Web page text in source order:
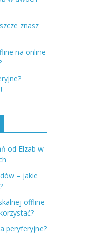
znasz
na online
od Elzab w
– jakie
offline
peryferyjne?